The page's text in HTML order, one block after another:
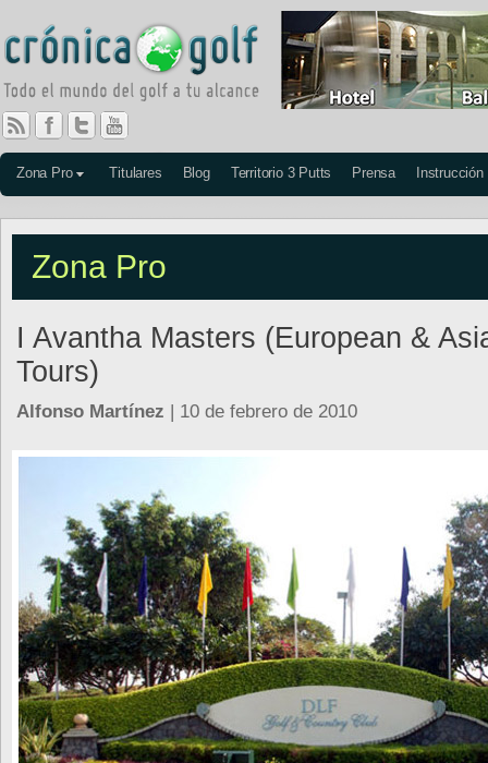
Zona Pro Titulares Blog Territorio 3 Putts Prensa Instrucción
Zona Pro
I Avantha Masters (European &
Tours)
Alfonso Martínez | 10 de febrero de 2010